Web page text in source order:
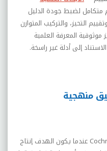
متكامل لضبط جودة الدليل
التحيز، والتركيب المتوازن
المعرفة العلمية
إلى أدلة غير راسخة.
منهجية
عندما يكون الهدف إنتاج